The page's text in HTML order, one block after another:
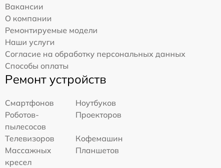
Вакансии
О компании
Ремонтируемые модели
Наши услуги
Согласие на обработку персональных данных
Способы оплаты
Ремонт устройств
Смартфонов
Ноутбуков
Роботов-
пылесосов
Проекторов
Телевизоров
Кофемашин
Массажных
кресел
Планшетов